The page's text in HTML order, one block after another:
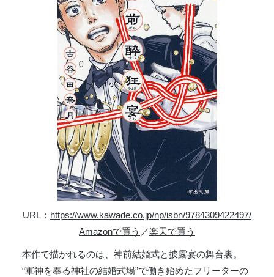
URL： https://www.kawade.co.jp/np/isbn/9784309422497/
Amazonで買う ／楽天で買う
本作で描かれるのは、神前結婚式と披露宴の舞台裏。
“軍神を奉る神社の結婚式場”で働き始めたフリーターの